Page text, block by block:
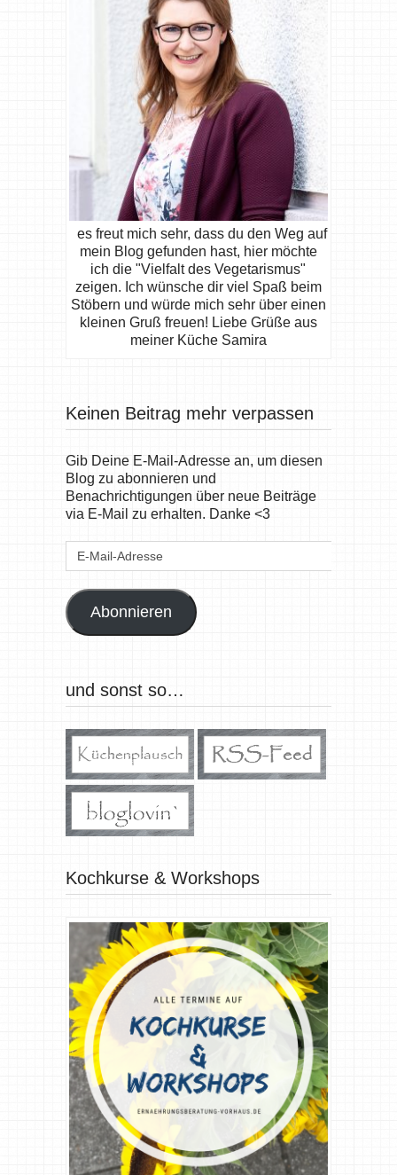
es freut mich sehr, dass du den Weg auf
mein Blog gefunden hast, hier möchte
ich die "Vielfalt des Vegetarismus"
zeigen. Ich wünsche dir viel Spaß beim
Stöbern und würde mich sehr über einen
kleinen Gruß freuen! Liebe Grüße aus
meiner Küche Samira
Keinen Beitrag mehr verpassen
Gib Deine E-Mail-Adresse an, um diesen
Blog zu abonnieren und
Benachrichtigungen über neue Beiträge
via E-Mail zu erhalten. Danke <3
E-
Abonnieren
und sonst so…
Kochkurse & Workshops